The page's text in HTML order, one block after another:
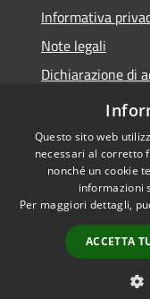
Informativa
Note legali
Dichiarazione di
Privacy e
Accessibilità
Questo sito web
necessari al corretto
nonché un cookie
informazioni
Per maggiori dettagli,
ACCETTA